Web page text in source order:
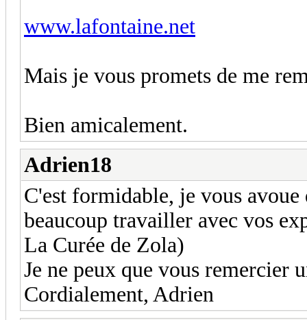
www.lafontaine.net
Mais je vous promets de me
Bien amicalement.
Adrien18
C'est formidable, je vous
beaucoup travailler avec vos
La Curée de Zola)
Je ne peux que vous remercier
Cordialement, Adrien